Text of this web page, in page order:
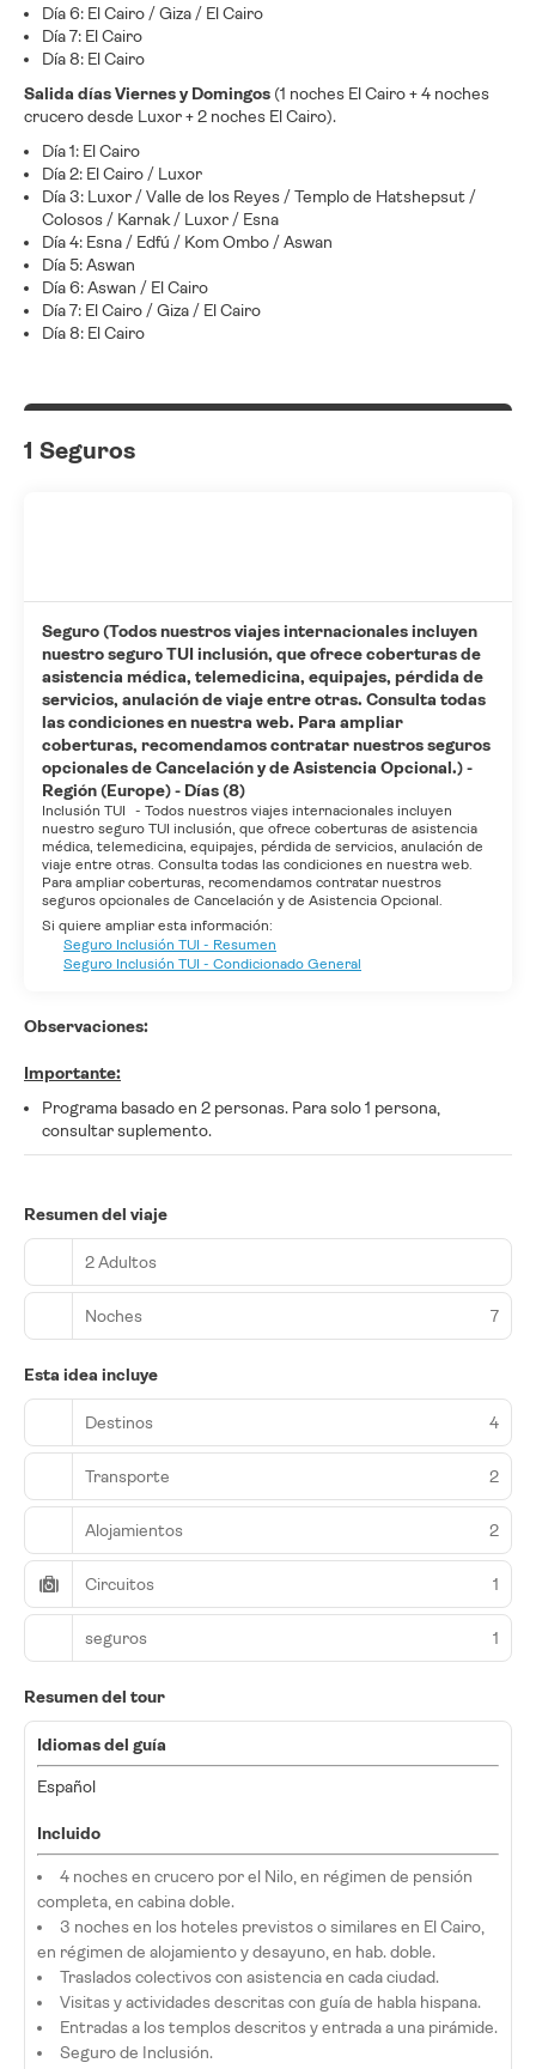
Día 6: El Cairo / Giza / El Cairo
Día 7: El Cairo
Día 8: El Cairo
Salida días Viernes y Domingos (1 noches El Cairo + 4 noches
crucero desde Luxor + 2 noches El Cairo).
Día 1: El Cairo
Día 2: El Cairo / Luxor
Día 3: Luxor / Valle de los Reyes / Templo de Hatshepsut /
Colosos / Karnak / Luxor / Esna
Día 4: Esna / Edfú / Kom Ombo / Aswan
Día 5: Aswan
Día 6: Aswan / El Cairo
Día 7: El Cairo / Giza / El Cairo
Día 8: El Cairo
1 Seguros
Seguro (Todos nuestros viajes internacionales incluyen
nuestro seguro TUI inclusión, que ofrece coberturas de
asistencia médica, telemedicina, equipajes, pérdida de
servicios, anulación de viaje entre otras. Consulta todas
las condiciones en nuestra web. Para ampliar
coberturas, recomendamos contratar nuestros seguros
opcionales de Cancelación y de Asistencia Opcional.) -
Región (Europe) - Días (8)
Inclusión TUI - Todos nuestros viajes internacionales incluyen
nuestro seguro TUI inclusión, que ofrece coberturas de asistencia
médica, telemedicina, equipajes, pérdida de servicios, anulación de
viaje entre otras. Consulta todas las condiciones en nuestra web.
Para ampliar coberturas, recomendamos contratar nuestros
seguros opcionales de Cancelación y de Asistencia Opcional.
Si quiere ampliar esta información:
Seguro Inclusión TUI - Resumen
Seguro Inclusión TUI - Condicionado General
Observaciones:
Importante:
Programa basado en 2 personas. Para solo 1 persona,
consultar suplemento.
Resumen del viaje
2 Adultos
Noches 7
Esta idea incluye
Destinos 4
Transporte 2
Alojamientos 2
Circuitos 1
seguros 1
Resumen del tour
Idiomas del guía
Español
Incluido
4 noches en crucero por el Nilo, en régimen de pensión
completa, en cabina doble.
3 noches en los hoteles previstos o similares en El Cairo,
en régimen de alojamiento y desayuno, en hab. doble.
Traslados colectivos con asistencia en cada ciudad.
Visitas y actividades descritas con guía de habla hispana.
Entradas a los templos descritos y entrada a una pirámide.
Seguro de Inclusión.